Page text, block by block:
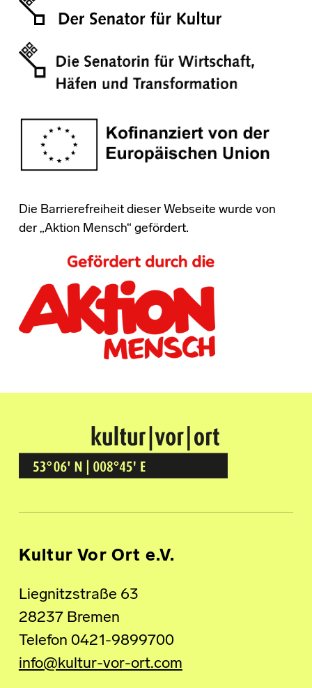
Die Barrierefreiheit dieser Webseite wurde von
der „Aktion Mensch“ gefördert.
Kultur Vor Ort
BREMEN GRÖPELINGEN
Kultur Vor Ort e.V.
Liegnitzstraße 63
28237 Bremen
Telefon 0421-9899700
info@kultur-vor-ort.com